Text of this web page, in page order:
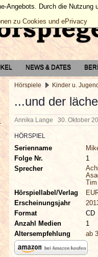
NEWS & DATES
Hörspiele Kinder u. Jugend
...und der
Annika Lange 30. Oktober
HÖRSPIEL
Serienname
Folge Nr.
1
Sprecher
Hörspiellabel/Verlag
Erscheinungsjahr
Format
CD
Anzahl Medien
1
Altersempfehlung
ab
Angebots. Durch die
zu Cookies und ePrivacy